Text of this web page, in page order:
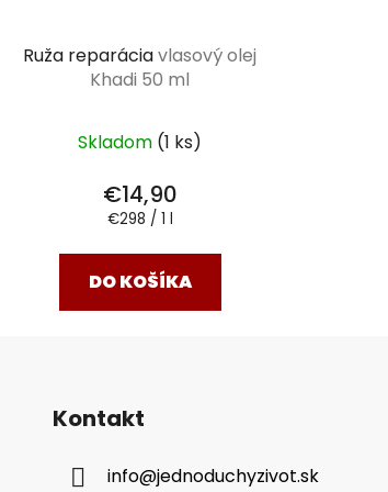
Ruža reparáciavlasový olej
Khadi 50 ml
Skladom (1 ks)
€14,90
Jednotková
€298 / 1 l
DO KOŠÍKA
Kontakt
info@jednoduchyzivot.sk